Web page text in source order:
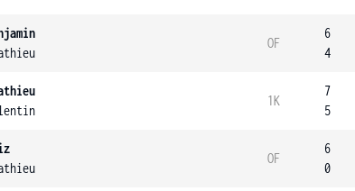
OF
6
4
1K
7
5
OF
6
0